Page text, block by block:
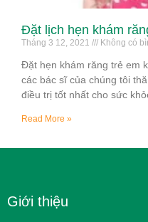
Đặt lịch hẹn khám
Tháng 3 12, 2021 Không có
Đặt hẹn khám răng trẻ em
các bác sĩ của chúng tôi
điều trị tốt nhất cho sức
Read More »
Giới thiệu